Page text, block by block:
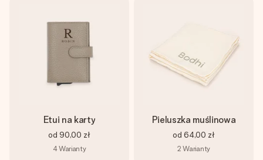
Etui na karty
od 90,00 zł
4Warianty
Pieluszka muślinowa
od 64,00 zł
2 Warianty